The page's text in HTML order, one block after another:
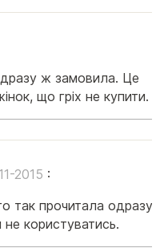
ж замовила. Це
що гріх не купити.
2015 :
так прочитала одразу і
не користуватись.